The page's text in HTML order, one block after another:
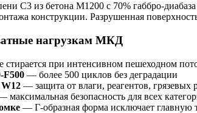
С3 из бетона М1200 с 70% габбро-
конструкции. Разрушенная
нагрузкам МКД
при интенсивном пешеходном
F500 — более 500 циклов без деградации
— защита от влаги, реагентов, грязевых
максимальная безопасность для всех
— Г-образная форма исключает главную